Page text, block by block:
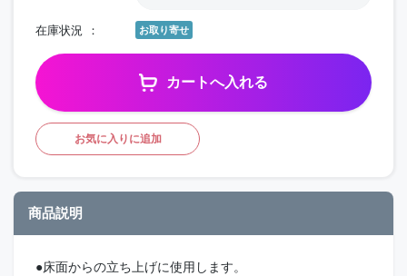
在庫状況 お取り寄せ
カートへ入れる
お気に入りに追加
商品説明
●床面からの立ち上げに使用します。